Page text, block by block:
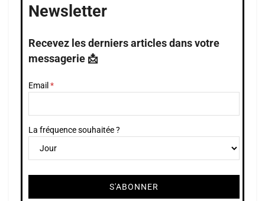
Newsletter
Recevez les derniers articles dans votre
messagerie 📩
Email
La fréquence souhaitée ?